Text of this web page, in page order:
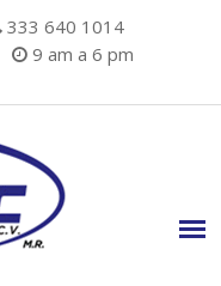
333 640 1014
9 am a 6 pm